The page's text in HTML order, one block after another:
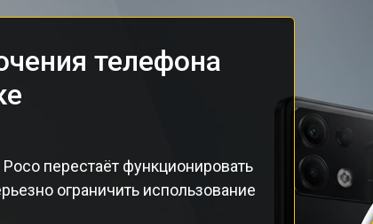
телефона
перестаёт функционировать
ограничить использование